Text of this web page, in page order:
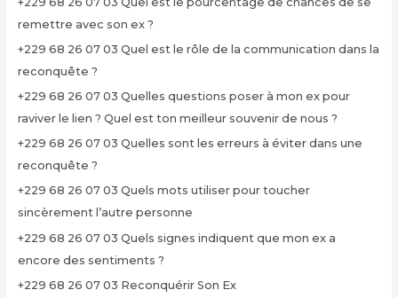
remettre avec son ex ?
+229 68 26 07 03 Quel est le rôle de la communication dans la
reconquête ?
+229 68 26 07 03 Quelles questions poser à mon ex pour
raviver le lien ? Quel est ton meilleur souvenir de nous ?
+229 68 26 07 03 Quelles sont les erreurs à éviter dans une
reconquête ?
+229 68 26 07 03 Quels mots utiliser pour toucher
sincèrement l’autre personne
+229 68 26 07 03 Quels signes indiquent que mon ex a
encore des sentiments ?
+229 68 26 07 03 Reconquérir Son Ex